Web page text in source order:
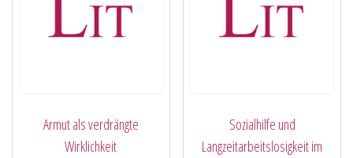
Armut als verdrängte
Wirklichkeit
Sozialhilfe und
Langzeitarbeitslosigkeit im